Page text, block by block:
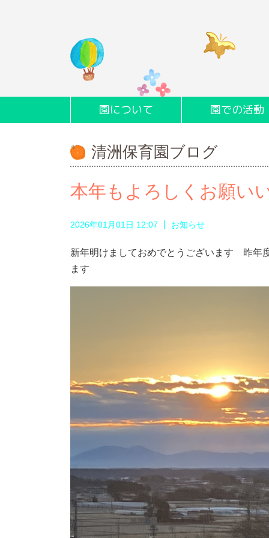
園について 園での活動
清洲保育園ブログ
本年もよろしくお願い
2026年01月01日 12:07 お知らせ
新年明けましておめでとうございます 昨年
ます